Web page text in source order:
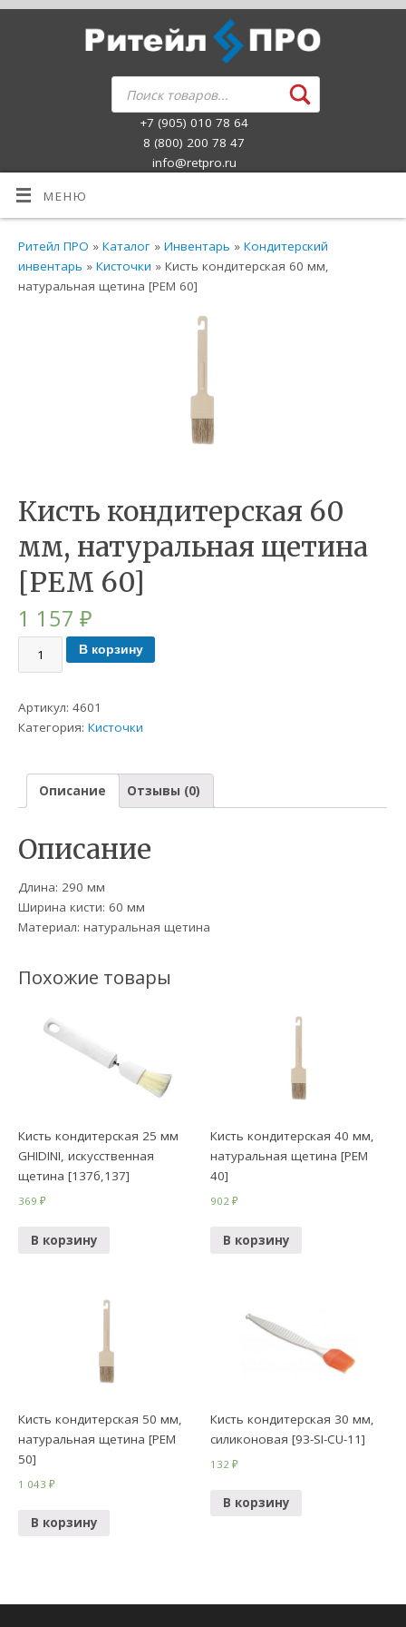
+7 (905) 010 78 64
8 (800) 200 78 47
info@retpro.ru
МЕНЮ
Ритейл ПРО »Каталог »Инвентарь »Кондитерский
инвентарь »Кисточки » Кисть кондитерская 60 мм,
натуральная щетина [РЕМ 60]
Кисть кондитерская 60
мм, натуральная щетина
[РЕМ 60]
1 157₽
В корзину
Артикул:4601
Категория:Кисточки
Описание Отзывы (0)
Описание
Длина: 290 мм
Ширина кисти: 60 мм
Материал: натуральная щетина
Похожие товары
Кисть кондитерская 25 мм
GHIDINI, искусственная
щетина [137б,137]
369₽
В корзину
Кисть кондитерская 40 мм,
натуральная щетина [РЕМ
40]
902₽
В корзину
Кисть кондитерская 50 мм,
натуральная щетина [РЕМ
50]
1 043₽
В корзину
Кисть кондитерская 30 мм,
силиконовая [93-SI-CU-11]
132₽
В корзину